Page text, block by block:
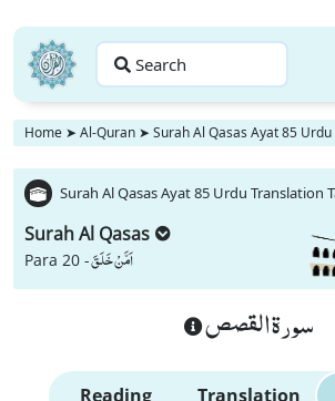
Search
Home ➤ Al-Quran ➤ Surah Al Qasas Ayat 85
Surah Al Qasas Ayat 85 Urdu Translation
Surah Al Qasas
Para 20 -اَمَّنْ خَلَقَ
سورة القصص
Reading Translation